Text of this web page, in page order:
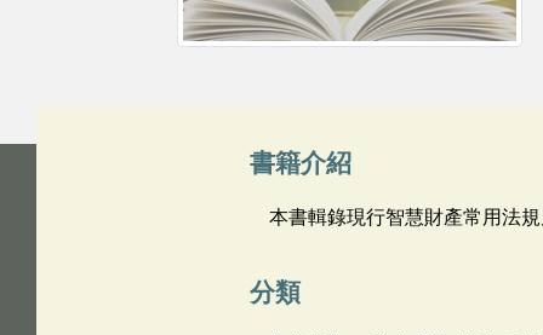
書籍介紹
本書輯錄現行智慧財產常用法
分類